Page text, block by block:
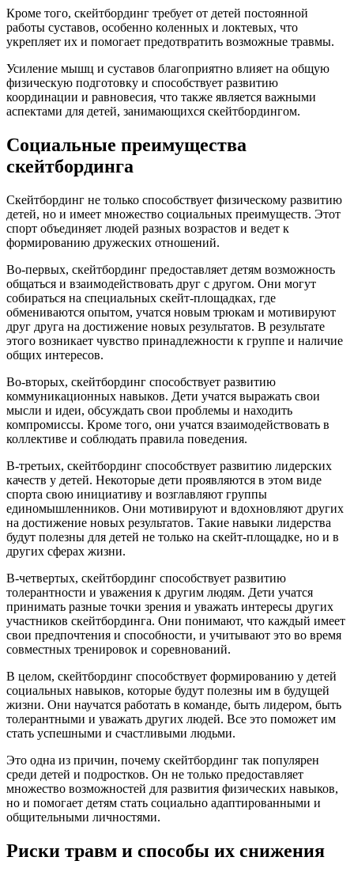
Кроме того, скейтбординг требует от детей постоянной
работы суставов, особенно коленных и локтевых, что
укрепляет их и помогает предотвратить возможные травмы.
Усиление мышц и суставов благоприятно влияет на общую
физическую подготовку и способствует развитию
координации и равновесия, что также является важными
аспектами для детей, занимающихся скейтбордингом.
Социальные преимущества
скейтбординга
Скейтбординг не только способствует физическому развитию
детей, но и имеет множество социальных преимуществ. Этот
спорт объединяет людей разных возрастов и ведет к
формированию дружеских отношений.
Во-первых, скейтбординг предоставляет детям возможность
общаться и взаимодействовать друг с другом. Они могут
собираться на специальных скейт-площадках, где
обмениваются опытом, учатся новым трюкам и мотивируют
друг друга на достижение новых результатов. В результате
этого возникает чувство принадлежности к группе и наличие
общих интересов.
Во-вторых, скейтбординг способствует развитию
коммуникационных навыков. Дети учатся выражать свои
мысли и идеи, обсуждать свои проблемы и находить
компромиссы. Кроме того, они учатся взаимодействовать в
коллективе и соблюдать правила поведения.
В-третьих, скейтбординг способствует развитию лидерских
качеств у детей. Некоторые дети проявляются в этом виде
спорта свою инициативу и возглавляют группы
единомышленников. Они мотивируют и вдохновляют других
на достижение новых результатов. Такие навыки лидерства
будут полезны для детей не только на скейт-площадке, но и в
других сферах жизни.
В-четвертых, скейтбординг способствует развитию
толерантности и уважения к другим людям. Дети учатся
принимать разные точки зрения и уважать интересы других
участников скейтбординга. Они понимают, что каждый имеет
свои предпочтения и способности, и учитывают это во время
совместных тренировок и соревнований.
В целом, скейтбординг способствует формированию у детей
социальных навыков, которые будут полезны им в будущей
жизни. Они научатся работать в команде, быть лидером, быть
толерантными и уважать других людей. Все это поможет им
стать успешными и счастливыми людьми.
Это одна из причин, почему скейтбординг так популярен
среди детей и подростков. Он не только предоставляет
множество возможностей для развития физических навыков,
но и помогает детям стать социально адаптированными и
общительными личностями.
Риски травм и способы их снижения